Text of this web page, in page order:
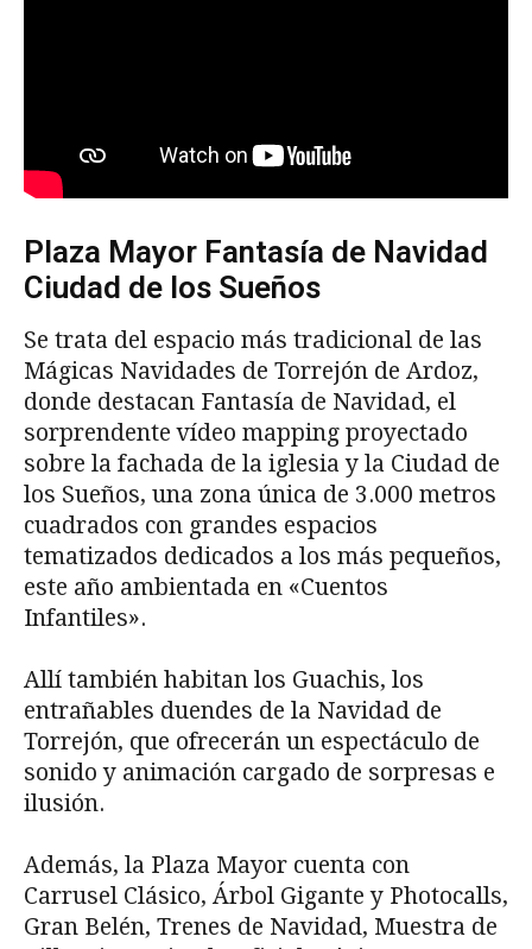
Plaza Mayor Fantasía de Navidad
Ciudad de los Sueños
Se trata del espacio más tradicional de las
Mágicas Navidades de Torrejón de Ardoz,
donde destacan Fantasía de Navidad, el
sorprendente vídeo mapping proyectado
sobre la fachada de la iglesia y la Ciudad de
los Sueños, una zona única de 3.000 metros
cuadrados con grandes espacios
tematizados dedicados a los más pequeños,
este año ambientada en «Cuentos
Infantiles».
Allí también habitan los Guachis, los
entrañables duendes de la Navidad de
Torrejón, que ofrecerán un espectáculo de
sonido y animación cargado de sorpresas e
ilusión.
Además, la Plaza Mayor cuenta con
Carrusel Clásico, Árbol Gigante y Photocalls,
Gran Belén, Trenes de Navidad, Muestra de